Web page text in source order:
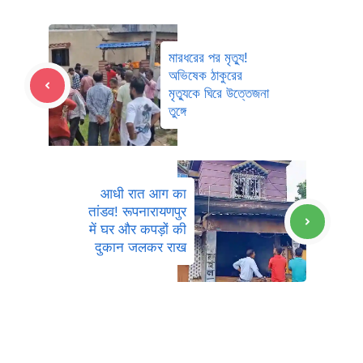
মারধরের পর মৃত্যু!
অভিষেক ঠাকুরের
মৃত্যুকে ঘিরে উত্তেজনা
তুঙ্গে
आधी रात आग का
तांडव! रूपनारायणपुर
में घर और कपड़ों की
दुकान जलकर राख